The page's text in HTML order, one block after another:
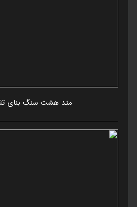
متد هشت سنگ بنای